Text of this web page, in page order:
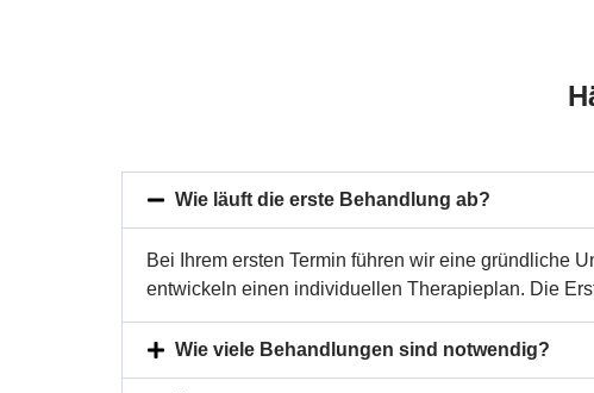
Wie läuft die erste Behandlung ab?
Bei Ihrem ersten Termin führen wir eine gründliche
entwickeln einen individuellen Therapieplan. Die
Wie viele Behandlungen sind notwendig?